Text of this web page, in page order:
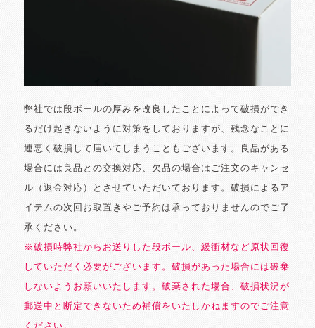
弊社では段ボールの厚みを改良したことによって破損ができ
るだけ起きないように対策をしておりますが、残念なことに
運悪く破損して届いてしまうこともございます。良品がある
場合には良品との交換対応、欠品の場合はご注文のキャンセ
ル（返金対応）とさせていただいております。破損によるア
イテムの次回お取置きやご予約は承っておりませんのでご了
承ください。
※破損時弊社からお送りした段ボール、緩衝材など原状回復
していただく必要がございます。破損があった場合には破棄
しないようお願いいたします。破棄された場合、破損状況が
郵送中と断定できないため補償をいたしかねますのでご注意